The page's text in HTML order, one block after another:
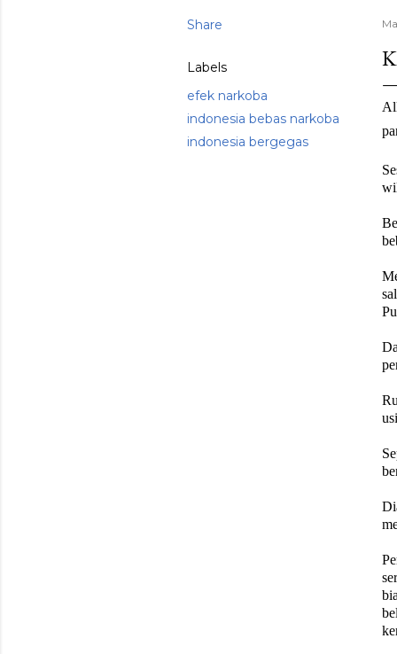
Share
Labels
efek narkoba
indonesia bebas narkoba
indonesia bergegas